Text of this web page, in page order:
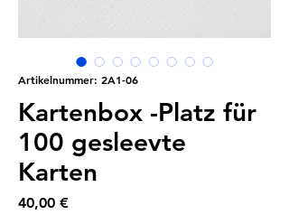
Artikelnummer: 2A1-06
Kartenbox -Platz für
100 gesleevte
Karten
40,00 €Preis